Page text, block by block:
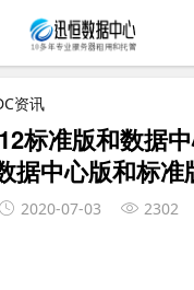
资讯
标准版和数据
据中心版和标准
2020-07-03 2302